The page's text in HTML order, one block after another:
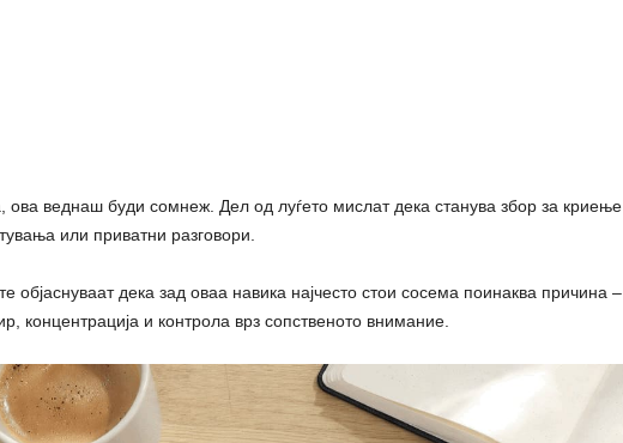
ова веднаш буди сомнеж. Дел од луѓето мислат дека станува збор за криење
или приватни разговори.
објаснуваат дека зад оваа навика најчесто стои сосема поинаква причина –
концентрација и контрола врз сопственото внимание.